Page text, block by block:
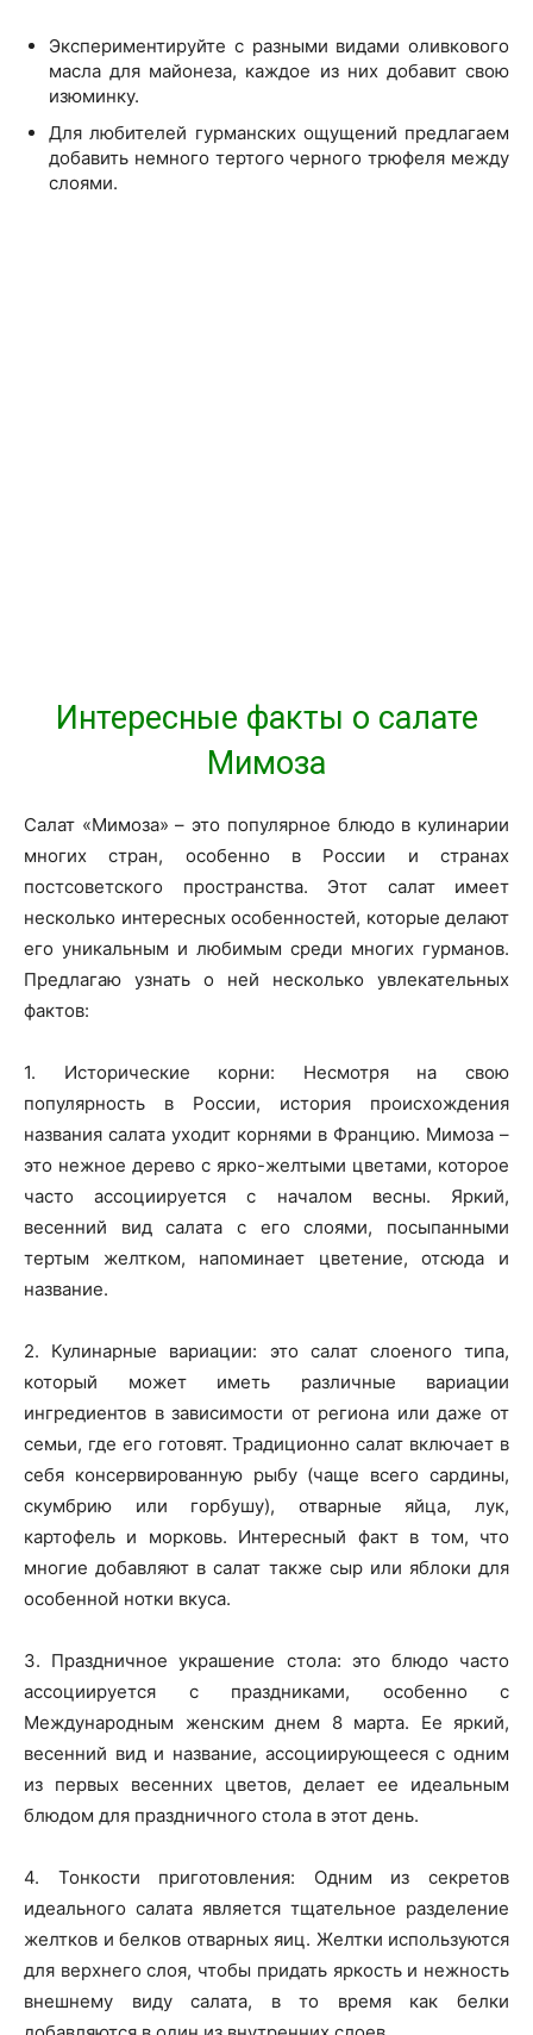
Экспериментируйте с разными видами оливкового
масла для майонеза, каждое из них добавит свою
изюминку.
Для любителей гурманских ощущений предлагаем
добавить немного тертого черного трюфеля между
слоями.
Интересные факты о салате
Мимоза
Салат «Мимоза» – это популярное блюдо в кулинарии
многих стран, особенно в России и странах
постсоветского пространства. Этот салат имеет
несколько интересных особенностей, которые делают
его уникальным и любимым среди многих гурманов.
Предлагаю узнать о ней несколько увлекательных
фактов:
1. Исторические корни: Несмотря на свою
популярность в России, история происхождения
названия салата уходит корнями в Францию. Мимоза –
это нежное дерево с ярко-желтыми цветами, которое
часто ассоциируется с началом весны. Яркий,
весенний вид салата с его слоями, посыпанными
тертым желтком, напоминает цветение, отсюда и
название.
2. Кулинарные вариации: это салат слоеного типа,
который может иметь различные вариации
ингредиентов в зависимости от региона или даже от
семьи, где его готовят. Традиционно салат включает в
себя консервированную рыбу (чаще всего сардины,
скумбрию или горбушу), отварные яйца, лук,
картофель и морковь. Интересный факт в том, что
многие добавляют в салат также сыр или яблоки для
особенной нотки вкуса.
3. Праздничное украшение стола: это блюдо часто
ассоциируется с праздниками, особенно с
Международным женским днем 8 марта. Ее яркий,
весенний вид и название, ассоциирующееся с одним
из первых весенних цветов, делает ее идеальным
блюдом для праздничного стола в этот день.
4. Тонкости приготовления: Одним из секретов
идеального салата является тщательное разделение
желтков и белков отварных яиц. Желтки используются
для верхнего слоя, чтобы придать яркость и нежность
внешнему виду салата, в то время как белки